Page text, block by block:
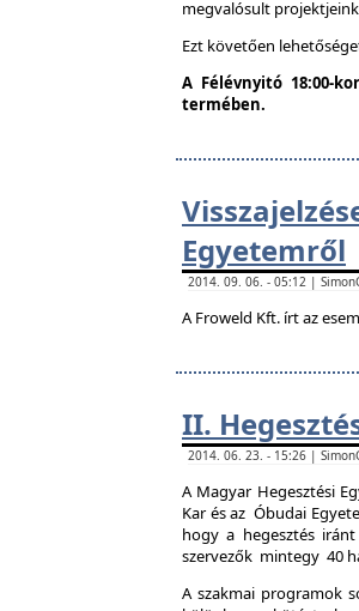
megvalósult
Ezt követően
A Félévnyitó 18:00-
termében.
Egyetemről
2014. 09. 06. - 05:12 |
A Froweld Kft. írt az
II.
2014. 06. 23. - 15:26 |
A Magyar Hegesztési
Kar és az Óbudai
hogy a hegesztés
szervezők mintegy 40
A szakmai programok